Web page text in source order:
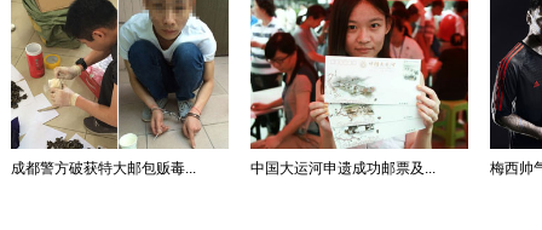
成都警方破获特大邮包贩毒... 中国大运河申遗成功邮票及... 梅西帅